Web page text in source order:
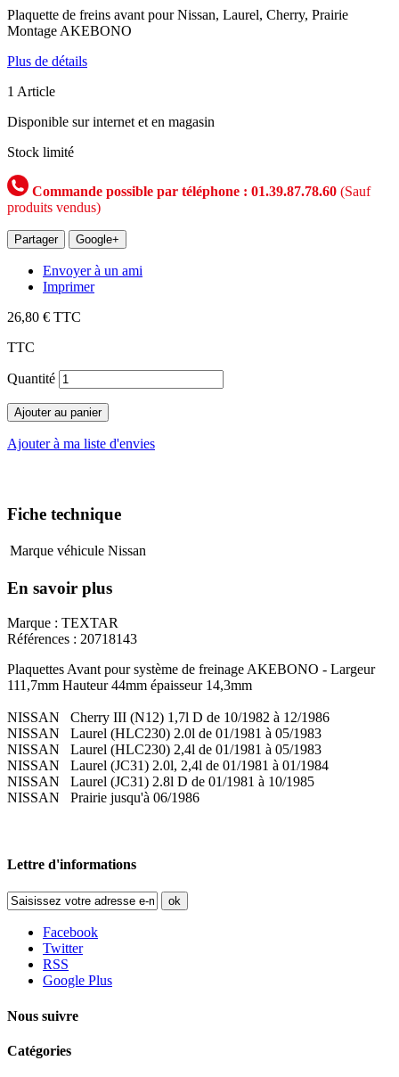
Plaquette de freins avant pour Nissan, Laurel, Cherry, Prairie
Montage AKEBONO
Plus de détails
1 Article
Disponible sur internet et en magasin
Stock limité
Commande possible par téléphone : 01.39.87.78.60 (Sauf
produits vendus)
Partager Google+
Envoyer à un ami
Imprimer
26,80 € TTC
TTC
Quantité
Ajouter au panier
Ajouter à ma liste d'envies
Fiche technique
Marque véhicule Nissan
En savoir plus
Marque : TEXTAR
Références : 20718143
Plaquettes Avant pour système de freinage AKEBONO - Largeur
111,7mm Hauteur 44mm épaisseur 14,3mm
NISSAN Cherry III (N12) 1,7l D de 10/1982 à 12/1986
NISSAN Laurel (HLC230) 2.0l de 01/1981 à 05/1983
NISSAN Laurel (HLC230) 2,4l de 01/1981 à 05/1983
NISSAN Laurel (JC31) 2.0l, 2,4l de 01/1981 à 01/1984
NISSAN Laurel (JC31) 2.8l D de 01/1981 à 10/1985
NISSAN Prairie jusqu'à 06/1986
Lettre d'informations
ok
Facebook
Twitter
RSS
Google Plus
Nous suivre
Catégories